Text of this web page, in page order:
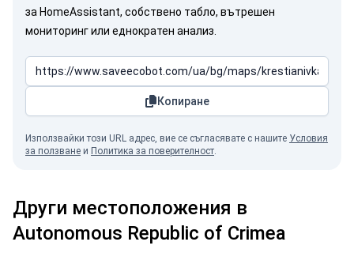
за HomeAssistant, собствено табло, вътрешен
мониторинг или еднократен анализ.
Копиране
Използвайки този URL адрес, вие се съгласявате с нашите Условия
за ползване и Политика за поверителност.
Други местоположения в
Autonomous Republic of Crimea